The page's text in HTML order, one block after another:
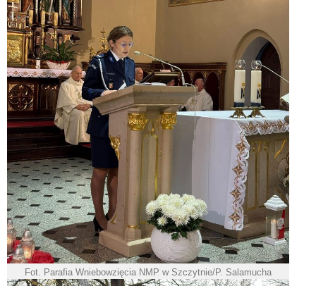
Fot. Parafia Wniebowzięcia NMP w Szczytnie/P. Salamucha